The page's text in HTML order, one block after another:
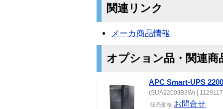
関連リンク
メーカ商品情報
オプション品・関連商
APC Smart-UPS
(SUA2200JB3W) [
販売価格 お問合せ